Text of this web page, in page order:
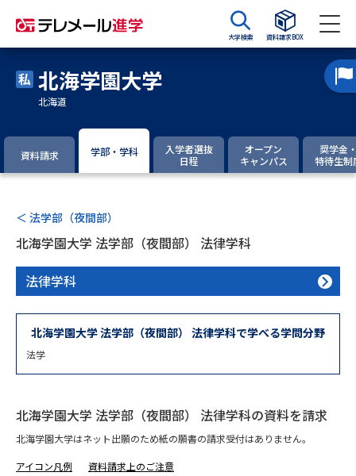
大学検索 資料請求BOX
資料請求
大学・短大の資料種類から請求
総合型選抜・学校推薦型選抜 募
集要項＆願書
募集要項＆願書
過去問題集
大学・短大以外の資料から請求
専門学校の資料請求
内」の請求
大学入学共通テスト「受験上の
高等学校卒業程度認定試験
北海学園大学
北海道
資料請求 学部・学科
入学者選抜
日程
オープン
キャンパス
奨学金
特待生制
＜ 法学部（夜間部）
北海学園大学 法学部（夜間部） 法律学科
法律学科
北海学園大学 法学部（夜間部） 法律学科で学べる学問分野
法学
北海学園大学 法学部（夜間部） 法律学科の資料を請求
北海学園大学はネット出願のため紙の願書の請求受付はありません。
アイコン凡例 資料請求上のご注意